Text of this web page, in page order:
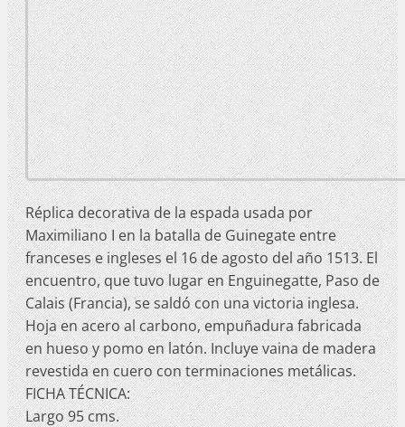
Réplica decorativa de la espada usada por
Maximiliano I en la batalla de Guinegate entre
franceses e ingleses el 16 de agosto del año 1513. El
encuentro, que tuvo lugar en Enguinegatte, Paso de
Calais (Francia), se saldó con una victoria inglesa.
Hoja en acero al carbono, empuñadura fabricada
en hueso y pomo en latón. Incluye vaina de madera
revestida en cuero con terminaciones metálicas.
FICHA TÉCNICA:
Largo 95 cms.